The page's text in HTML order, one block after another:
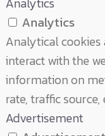
Analytics
Analytical cookies
interact with the
information on
rate, traffic source,
Advertisement